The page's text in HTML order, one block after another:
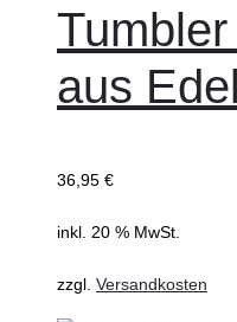
aus
36,95 €
inkl. 20 % MwSt.
zzgl. Versandkosten